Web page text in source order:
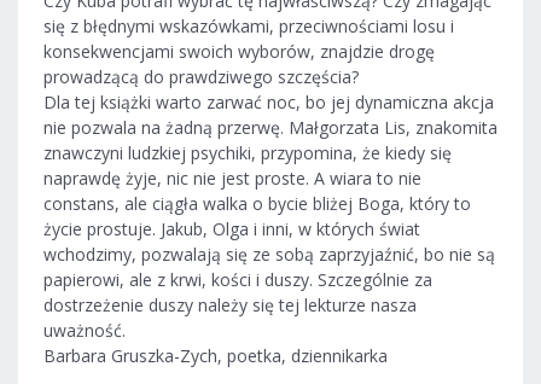
się z błędnymi wskazówkami, przeciwnościami losu i
konsekwencjami swoich wyborów, znajdzie drogę
prowadzącą do prawdziwego szczęścia?
Dla tej książki warto zarwać noc, bo jej dynamiczna akcja
nie pozwala na żadną przerwę. Małgorzata Lis, znakomita
znawczyni ludzkiej psychiki, przypomina, że kiedy się
naprawdę żyje, nic nie jest proste. A wiara to nie
constans, ale ciągła walka o bycie bliżej Boga, który to
życie prostuje. Jakub, Olga i inni, w których świat
wchodzimy, pozwalają się ze sobą zaprzyjaźnić, bo nie są
papierowi, ale z krwi, kości i duszy. Szczególnie za
dostrzeżenie duszy należy się tej lekturze nasza
uważność.
Barbara Gruszka-Zych, poetka, dziennikarka